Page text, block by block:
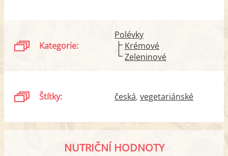
Kategorie:
Polévky
Krémové
Zeleninové
Štítky: česká vegetariánské
NUTRIČNÍ HODNOTY